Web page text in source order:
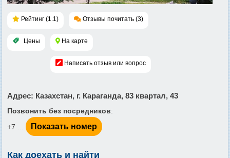
Рейтинг (1.1) Отзывы почитать (3)
Цены На карте
Написать отзыв или вопрос
Адрес: Казахстан, г. Караганда, 83 квартал, 43
Позвонить без посредников:
+7 ...
Показать номер
Как доехать и найти